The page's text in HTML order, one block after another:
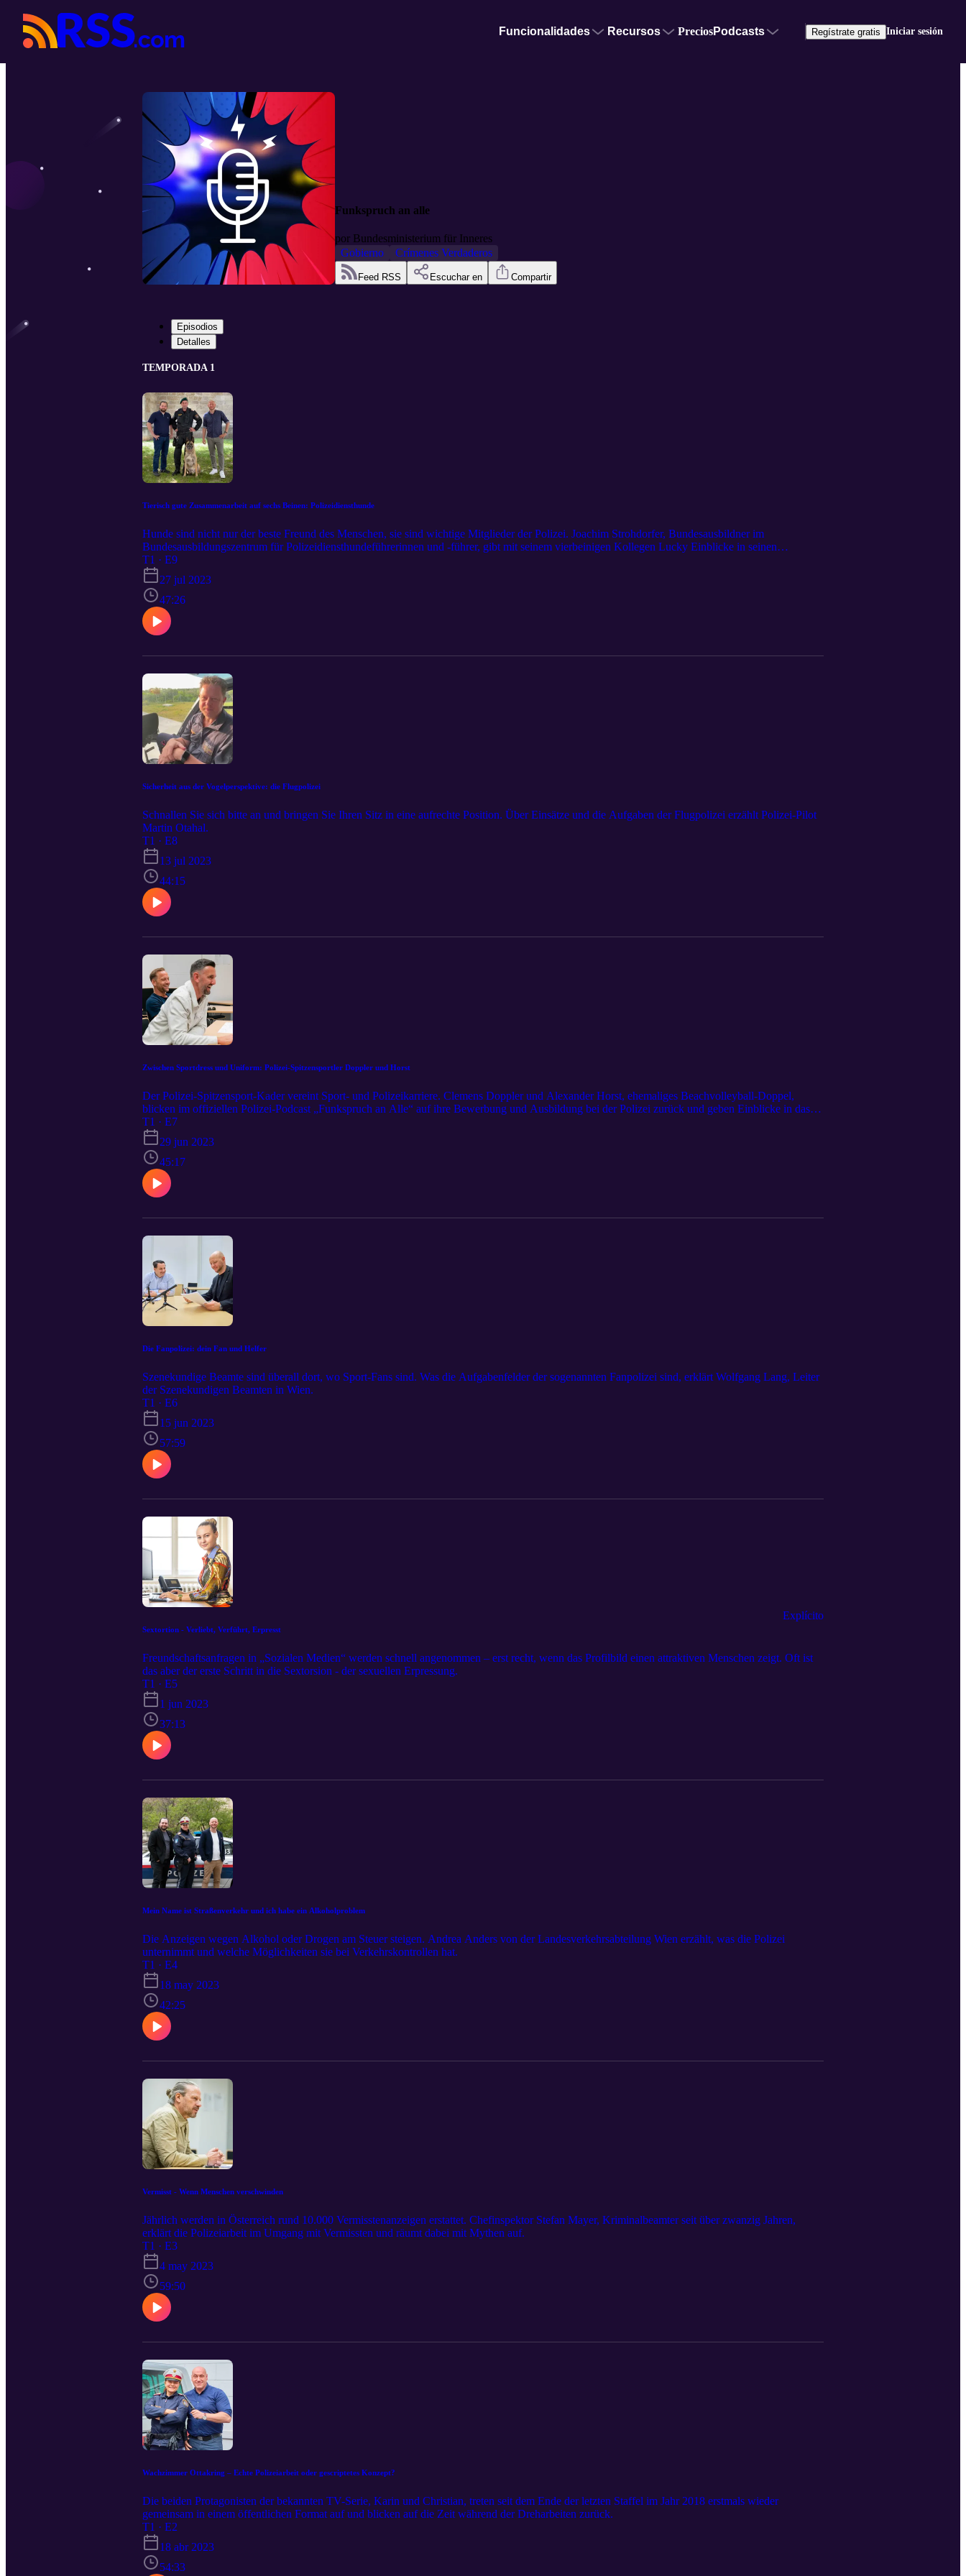
Funcionalidades Recursos PreciosPodcasts Regístrate gratis Iniciar sesión
Funkspruch an alle
por Bundesministerium für Inneres
Gobierno
Crímenes Verdaderos
Feed RSS Escuchar en Compartir
Episodios
Detalles
TEMPORADA 1
Tierisch gute Zusammenarbeit auf sechs Beinen: Polizeidiensthunde
Hunde sind nicht nur der beste Freund des Menschen, sie sind wichtige Mitglieder der Polizei. Joachim Strohdorfer, Bundesausbildner im
Bundesausbildungszentrum für Polizeidiensthundeführerinnen und -führer, gibt mit seinem vierbeinigen Kollegen Lucky Einblicke in seinen
Arbeitsalltag.
T1 · E9
27 jul 2023
47:26
Sicherheit aus der Vogelperspektive: die Flugpolizei
Schnallen Sie sich bitte an und bringen Sie Ihren Sitz in eine aufrechte Position. Über Einsätze und die Aufgaben der Flugpolizei erzählt Polizei-Pilot
Martin Otahal.
T1 · E8
13 jul 2023
44:15
Zwischen Sportdress und Uniform: Polizei-Spitzensportler Doppler und Horst
Der Polizei-Spitzensport-Kader vereint Sport- und Polizeikarriere. Clemens Doppler und Alexander Horst, ehemaliges Beachvolleyball-Doppel,
blicken im offiziellen Polizei-Podcast „Funkspruch an Alle“ auf ihre Bewerbung und Ausbildung bei der Polizei zurück und geben Einblicke in das
Leben eines Polizei-Spitzensportlers.
T1 · E7
29 jun 2023
45:17
Die Fanpolizei: dein Fan und Helfer
Szenekundige Beamte sind überall dort, wo Sport-Fans sind. Was die Aufgabenfelder der sogenannten Fanpolizei sind, erklärt Wolfgang Lang, Leiter
der Szenekundigen Beamten in Wien.
T1 · E6
15 jun 2023
57:59
Sextortion - Verliebt, Verführt, Erpresst
Explícito
Freundschaftsanfragen in „Sozialen Medien“ werden schnell angenommen – erst recht, wenn das Profilbild einen attraktiven Menschen zeigt. Oft ist
das aber der erste Schritt in die Sextorsion - der sexuellen Erpressung.
T1 · E5
1 jun 2023
37:13
Mein Name ist Straßenverkehr und ich habe ein Alkoholproblem
Die Anzeigen wegen Alkohol oder Drogen am Steuer steigen. Andrea Anders von der Landesverkehrsabteilung Wien erzählt, was die Polizei
unternimmt und welche Möglichkeiten sie bei Verkehrskontrollen hat.
T1 · E4
18 may 2023
42:25
Vermisst - Wenn Menschen verschwinden
Jährlich werden in Österreich rund 10.000 Vermisstenanzeigen erstattet. Chefinspektor Stefan Mayer, Kriminalbeamter seit über zwanzig Jahren,
erklärt die Polizeiarbeit im Umgang mit Vermissten und räumt dabei mit Mythen auf.
T1 · E3
4 may 2023
59:50
Wachzimmer Ottakring – Echte Polizeiarbeit oder gescriptetes Konzept?
Die beiden Protagonisten der bekannten TV-Serie, Karin und Christian, treten seit dem Ende der letzten Staffel im Jahr 2018 erstmals wieder
gemeinsam in einem öffentlichen Format auf und blicken auf die Zeit während der Dreharbeiten zurück.
T1 · E2
18 abr 2023
54:33